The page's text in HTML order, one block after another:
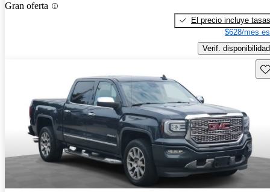
Gran oferta
El precio incluye tasas
$628/mes
Verif. disponibilidad